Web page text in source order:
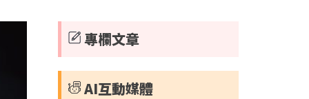
專欄文章
AI互動媒體